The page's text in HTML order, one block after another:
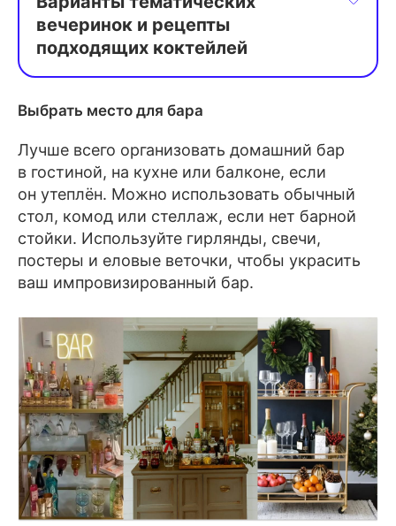
вечеринок и рецепты
подходящих коктейлей
Салют: водка, сок лимона, сахар.
Волга: водка, гренадин, лимонный
сок.
Кровавая Мэри: водка, томатный сок,
лимонный сок, специи.
Сибирский мороз: водка с имбирным
элем и лаймом.
Московский мул: водка с имбирным
элем и свежим лаймом.
Белый русский: водка, кофейный
ликёр и сливки.
Шампанское с ягодами: игристое
вино с малиной или клубникой.
Выбрать место для бара
Лучше всего организовать домашний бар
в гостиной, на кухне или балконе, если
он утеплён. Можно использовать обычный
стол, комод или стеллаж, если нет барной
стойки. Используйте гирлянды, свечи,
постеры и еловые веточки, чтобы украсить
ваш импровизированный бар.